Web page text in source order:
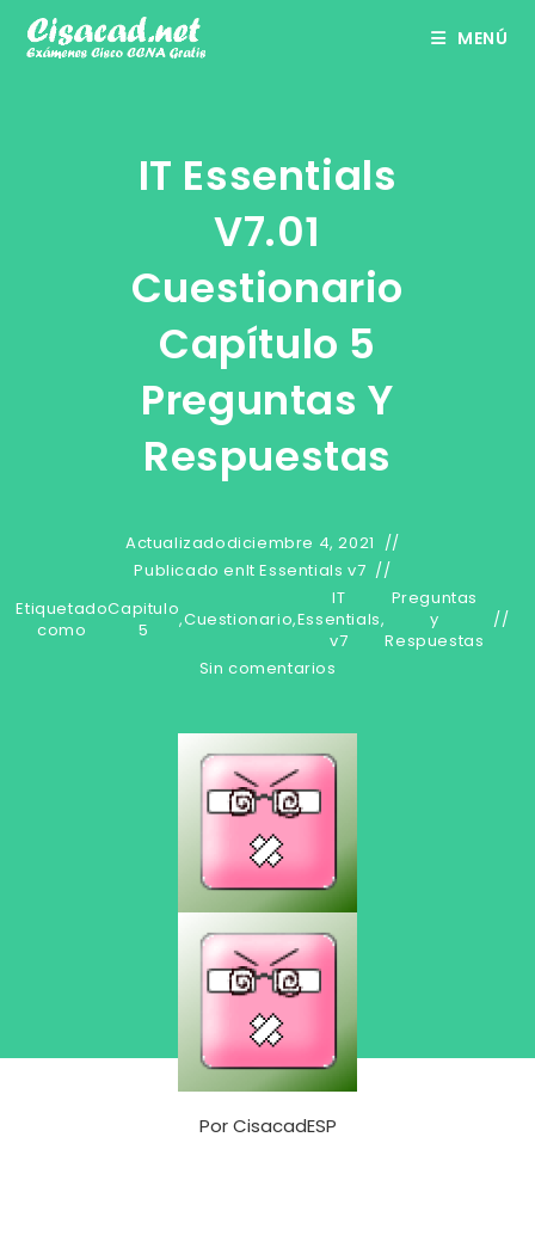
MENÚ
IT Essentials
V7.01
Cuestionario
Capítulo 5
Preguntas Y
Respuestas
Actualizadodiciembre 4, 2021
Publicado enIt Essentials v7
Etiquetado
como
Capitulo
5
,Cuestionario,
IT
Essentials
v7
,
Preguntas
y
Respuestas
Sin comentarios
PorCisacadESP